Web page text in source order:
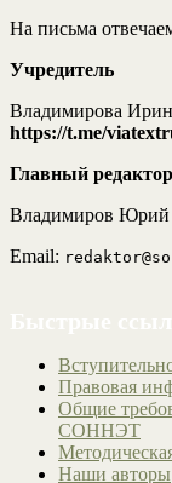
На письма
Учредитель
Владимирова
https://t.me/
Главный редактор
Владимиров
Email:
Правовая
Общие
СОННЭТ
Наши авторы